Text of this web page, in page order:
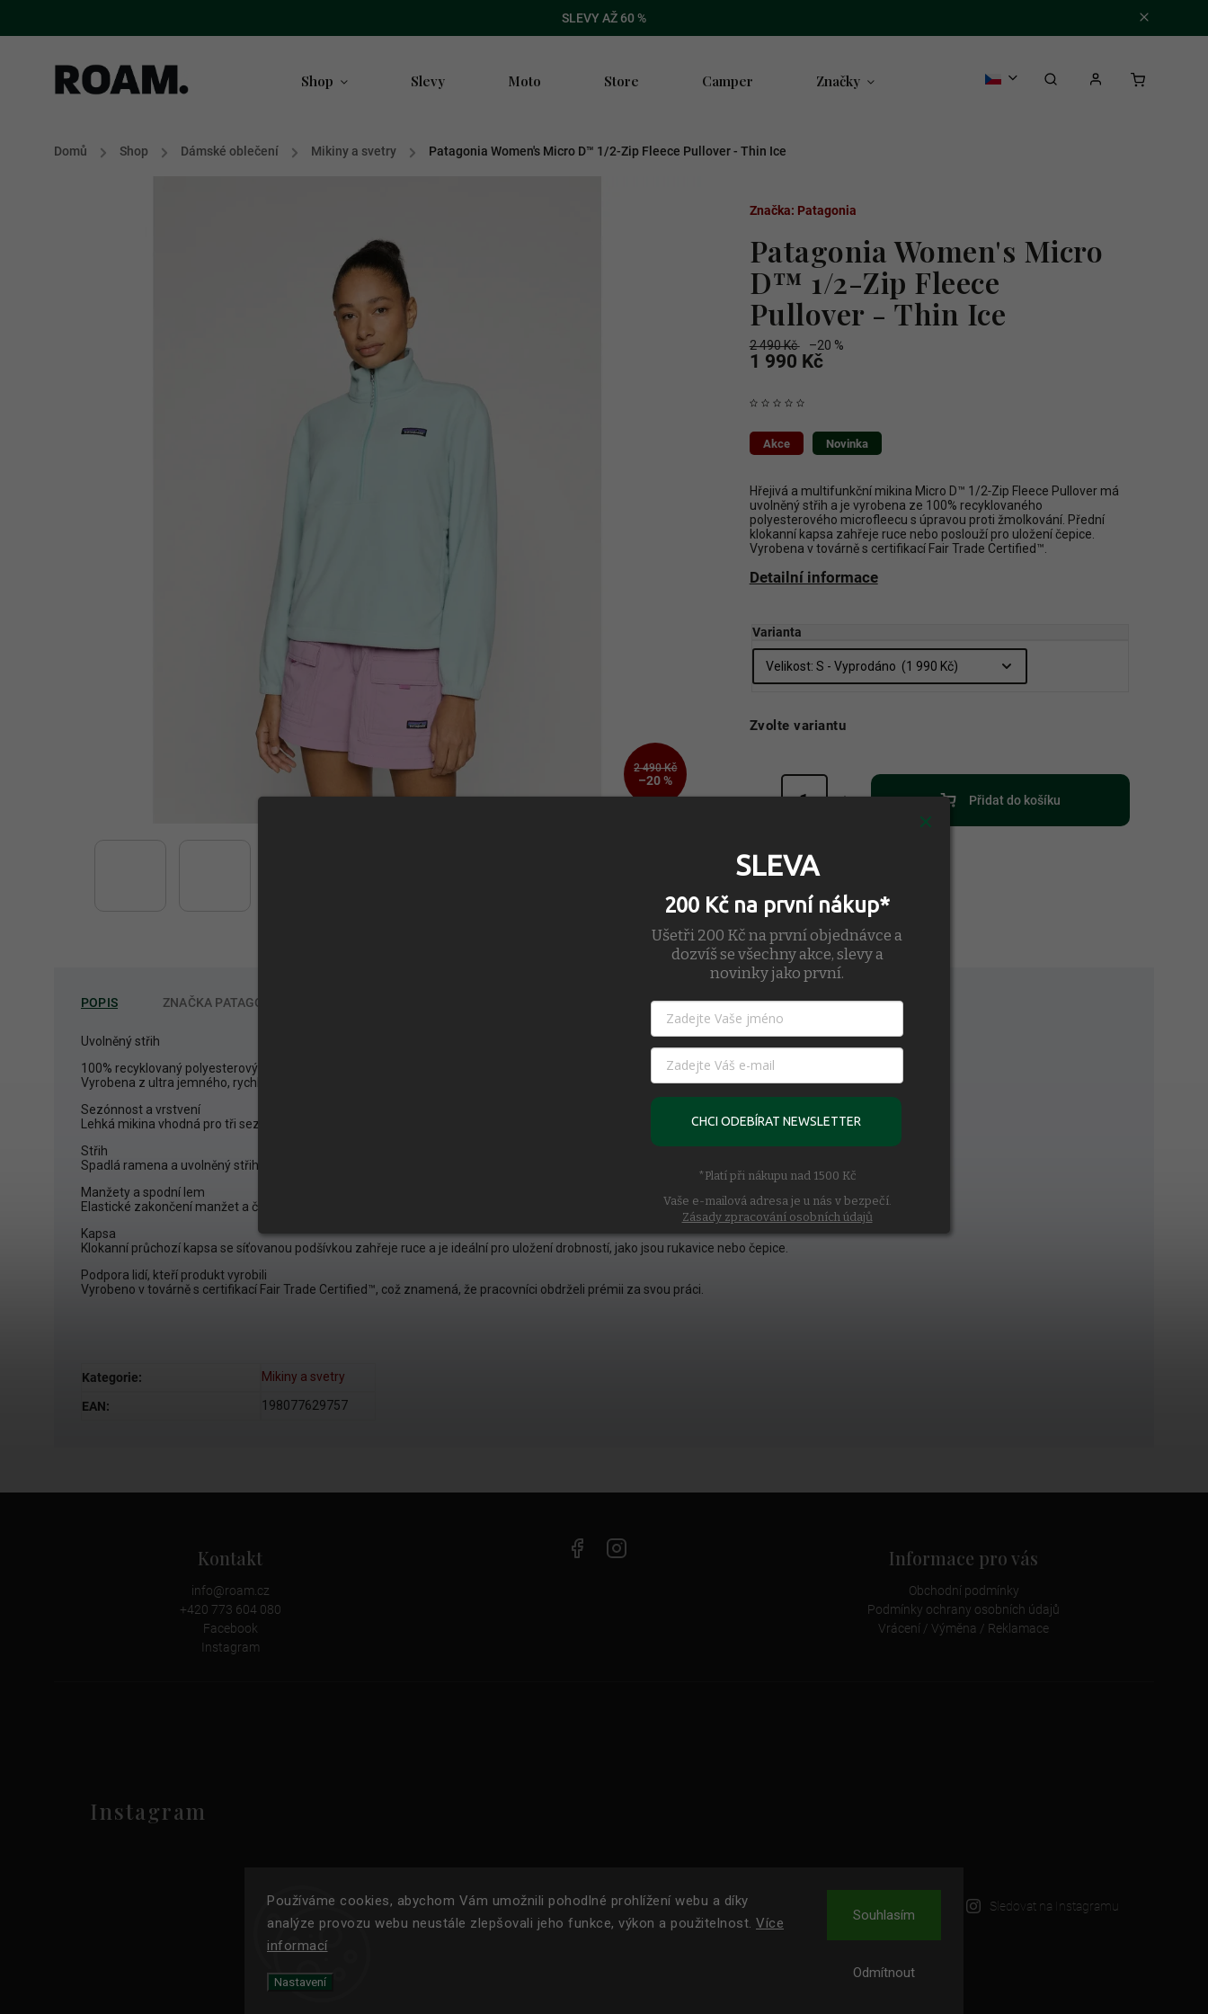
Používáme cookies, abychom Vám umožnili pohodlné prohlížení webu a díky
analýze provozu webu neustále zlepšovali jeho funkce, výkon a použitelnost. Více
informací
Nastavení
Odmítnout
Souhlasím
SLEVY AŽ 60 %
Shop Slevy Moto Store Camper Značky
Domů / Shop / Dámské oblečení / Mikiny a svetry / Patagonia Women's Micro D™ 1/2-Zip Fleece Pullover - Thin Ice
2 490 Kč
–20 %
Patagonia Women's Micro
D™ 1/2-Zip Fleece
Pullover - Thin Ice
2 490 Kč –20 %
1 990 Kč
Akce Novinka
Hřejivá a multifunkční mikina Micro D™ 1/2‑Zip Fleece Pullover má
uvolněný střih a je vyrobena ze 100% recyklovaného
polyesterového microfleecu s úpravou proti žmolkování. Přední
klokanní kapsa zahřeje ruce nebo poslouží pro uložení čepice.
Vyrobena v továrně s certifikací Fair Trade Certified™.
Detailní informace
Značka: Patagonia
Varianta
Zvolte variantu
Přidat do košíku
POPIS ZNAČKA PATAGONIA
Uvolněný střih
100% recyklovaný polyesterový microfleece
Vyrobena z ultra jemného, rychleschnoucího microfleecu ze 100% recyklovaného polyesteru s oboustrannou úpravou proti žmolkování.
Sezónnost a vrstvení
Lehká mikina vhodná pro tři sezóny, ideální pro vrstvení.
Střih
Spadlá ramena a uvolněný střih sahající přibližně k bokům.
Manžety a spodní lem
Elastické zakončení manžet a čistě zpracovaný spodní lem.
Kapsa
Klokanní průchozí kapsa se síťovanou podšívkou zahřeje ruce a je ideální pro uložení drobností, jako jsou rukavice nebo čepice.
Podpora lidí, kteří produkt vyrobili
Vyrobeno v továrně s certifikací Fair Trade Certified™, což znamená, že pracovníci obdrželi prémii za svou práci.
Kategorie: Mikiny a svetry
EAN: 198077629757
Instagram
Sledovat na Instagramu
Kontakt
info@roam.cz
+420 773 604 080
Facebook
Instagram
Informace pro vás
Obchodní podmínky
Podmínky ochrany osobních údajů
Vrácení / Výměna / Reklamace
SLEVA
200 Kč na první nákup*
Ušetři 200 Kč na první objednávce a
dozvíš se všechny akce, slevy a
novinky jako první.
CHCI ODEBÍRAT NEWSLETTER
*Platí při nákupu nad 1500 Kč
Vaše e-mailová adresa je u nás v bezpečí.
Zásady zpracování osobních údajů